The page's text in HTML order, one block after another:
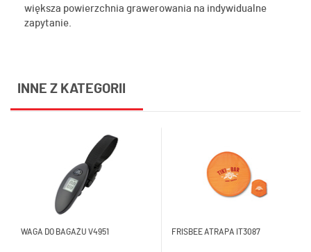
większa powierzchnia grawerowania na indywidualne
zapytanie.
INNE Z KATEGORII
WAGA DO BAGAŻU V4951 FRISBEE ATRAPA IT3087